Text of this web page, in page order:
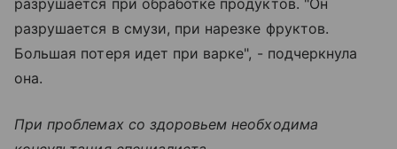
разрушается в смузи, при нарезке фруктов.
Большая потеря идет при варке", - подчеркнула
она.
При проблемах со здоровьем необходима